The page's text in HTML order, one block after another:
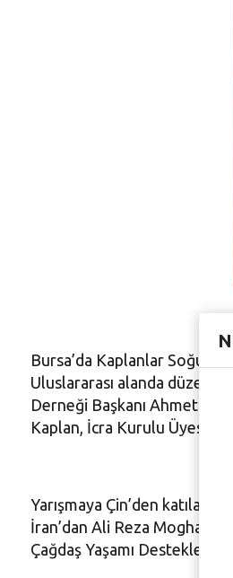
Bursa’da Kaplanlar
Uluslararası alanda
Derneği Başkanı Ahmet
Kaplan, İcra Kurulu Üyesi
Yarışmaya Çin’den katılan
İran’dan Ali Reza
Çağdaş Yaşamı